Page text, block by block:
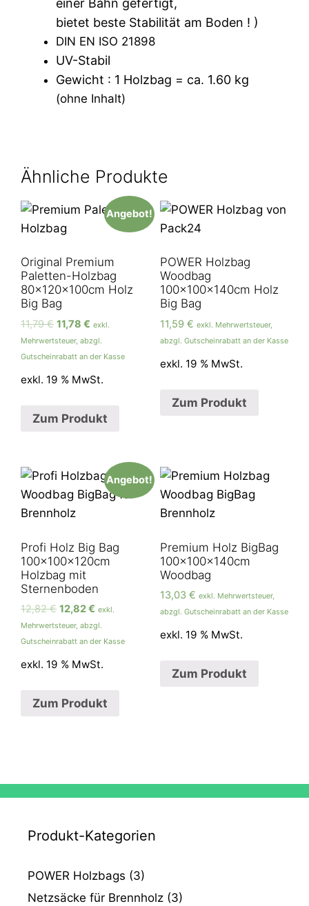
einer Bahn gefertigt,
bietet beste Stabilität am Boden ! )
DIN EN ISO 21898
UV-Stabil
Gewicht : 1 Holzbag = ca. 1.60 kg
(ohne Inhalt)
Ähnliche Produkte
Angebot!
Original Premium
Paletten-Holzbag
80x120x100cm Holz
Big Bag
11,79€ 11,78 € exkl.
Mehrwertsteuer, abzgl.
Gutscheinrabatt an der Kasse
exkl. 19 % MwSt.
Zum Produkt
POWER Holzbag
Woodbag
100x100x140cm Holz
Big Bag
11,59 € exkl. Mehrwertsteuer,
abzgl. Gutscheinrabatt an der Kasse
exkl. 19 % MwSt.
Zum Produkt
Angebot!
Profi Holz Big Bag
100x100x120cm
Holzbag mit
Sternenboden
12,82€ 12,82€ exkl.
Mehrwertsteuer, abzgl.
Gutscheinrabatt an der Kasse
exkl. 19 % MwSt.
Zum Produkt
Premium Holz BigBag
100x100x140cm
Woodbag
13,03 € exkl. Mehrwertsteuer,
abzgl. Gutscheinrabatt an der Kasse
exkl. 19 % MwSt.
Zum Produkt
Produkt-Kategorien
POWER Holzbags (3)
Netzsäcke für Brennholz (3)